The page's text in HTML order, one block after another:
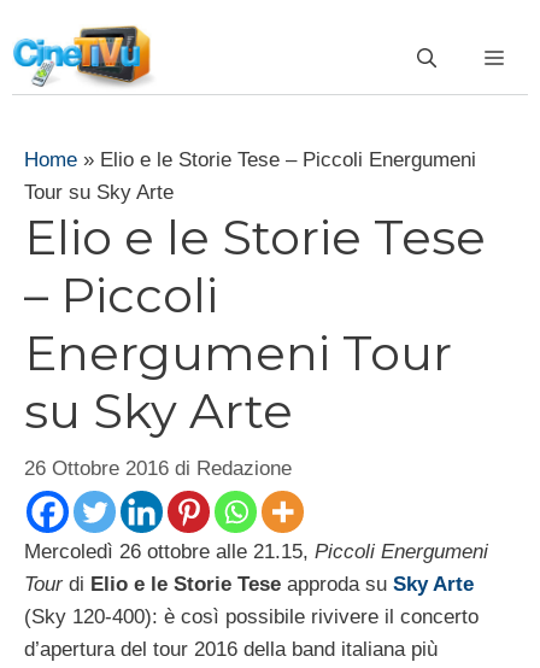
al
contenuto
Home » Elio e le Storie Tese – Piccoli Energumeni
Tour su Sky Arte
Elio e le Storie Tese
– Piccoli
Energumeni Tour
su Sky Arte
26 Ottobre 2016 di Redazione
Mercoledì 26 ottobre alle 21.15, Piccoli Energumeni
Tourdi Elio e le Storie Tese approda su Sky Arte
(Sky 120-400): è così possibile rivivere il concerto
d’apertura del tour 2016 della band italiana più